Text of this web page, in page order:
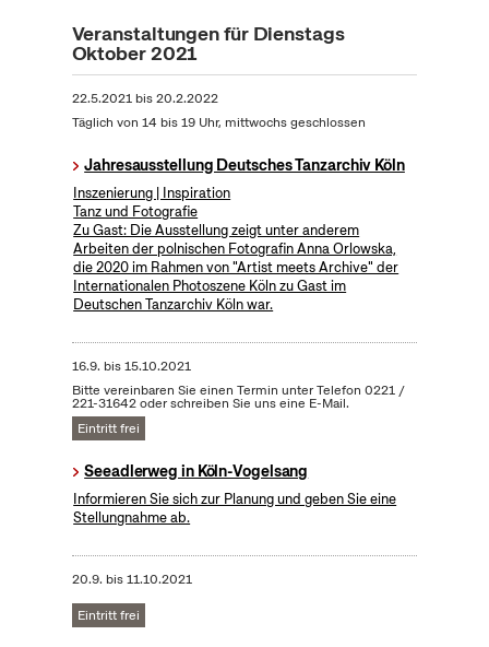
Veranstaltungen für Dienstags
Oktober 2021
22.5.2021bis20.2.2022
Täglich von 14 bis 19 Uhr, mittwochs geschlossen
Jahresausstellung Deutsches Tanzarchiv Köln
Inszenierung | Inspiration
Tanz und Fotografie
Zu Gast: Die Ausstellung zeigt unter anderem
Arbeiten der polnischen Fotografin Anna Orlowska,
die 2020 im Rahmen von "Artist meets Archive" der
Internationalen Photoszene Köln zu Gast im
Deutschen Tanzarchiv Köln war.
16.9. bis15.10.2021
Bitte vereinbaren Sie einen Termin unter Telefon 0221 /
221-31642 oder schreiben Sie uns eine E-Mail.
Eintritt frei
Seeadlerweg in Köln-Vogelsang
Informieren Sie sich zur Planung und geben Sie eine
Stellungnahme ab.
20.9. bis11.10.2021
Eintritt frei